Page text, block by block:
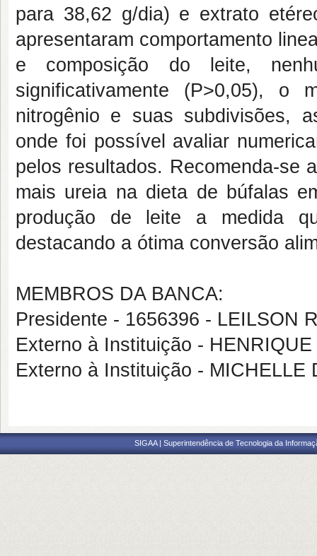
para 38,62 g/dia) e extrato
apresentaram comportamento
e composição do leite,
significativamente (P>0,05), o
nitrogênio e suas subdivisões,
onde foi possível avaliar
pelos resultados. Recomenda-se
mais ureia na dieta de búfalas
produção de leite a medida
destacando a ótima conversão
MEMBROS DA BANCA:
Presidente - 1656396 - LEILSON
Externo à Instituição -
Externo à Instituição - MICHELLE
SIGAA | Superintendência de Tecnologia da